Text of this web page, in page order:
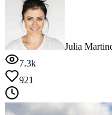
Julia
7.3k
921